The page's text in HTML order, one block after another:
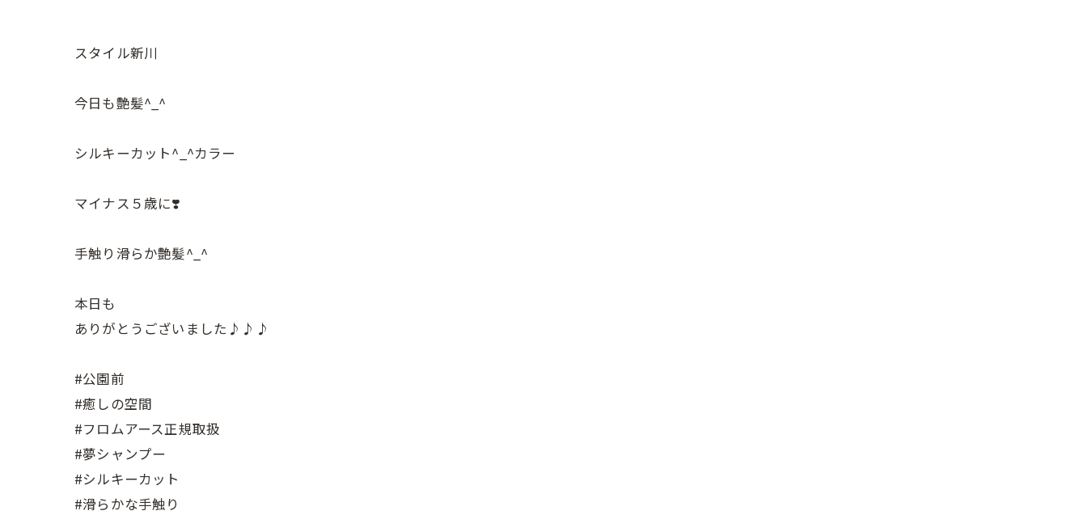
スタイル新川
今日も艶髪^_^
シルキーカット^_^カラー
マイナス５歳に❣️
手触り滑らか艶髪^_^
本日も
ありがとうございました♪♪♪
#公園前
#癒しの空間
#フロムアース正規取扱
#夢シャンプー
#シルキーカット
#滑らかな手触り